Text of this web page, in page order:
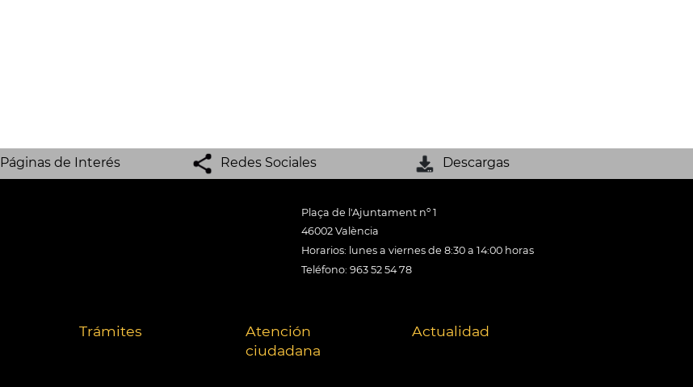
Páginas de Interés Redes Sociales Descargas
Plaça de l'Ajuntament nº 1
46002 València
Horarios: lunes a viernes de 8:30 a 14:00 horas
Teléfono: 963 52 54 78
Trámites
Atención
ciudadana
Actualidad